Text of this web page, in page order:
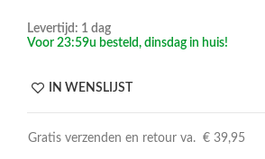
Levertijd: 1 dag
Voor 23:59u besteld, dinsdag in huis!
IN WENSLIJST
Gratis verzenden en retour va. € 39,95